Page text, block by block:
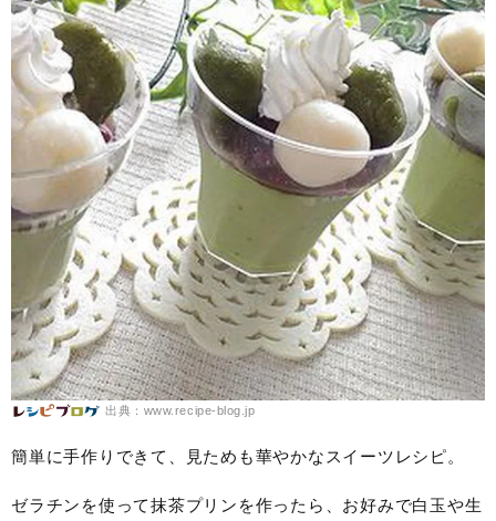
出典：www.recipe-blog.jp
簡単に手作りできて、見ためも華やかなスイーツレシピ。
ゼラチンを使って抹茶プリンを作ったら、お好みで白玉や生